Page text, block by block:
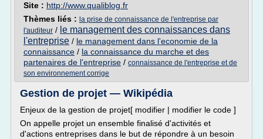
Site : http://www.qualiblog.fr
Thèmes liés : la prise de connaissance de l'entreprise par
l'auditeur / le management des connaissances dans
l'entreprise / le management dans l'economie de la
connaissance / la connaissance du marche et des
partenaires de l'entreprise / connaissance de l'entreprise et de
son environnement corrige
Gestion de projet — Wikipédia
Enjeux de la gestion de projet[ modifier | modifier le code ]
On appelle projet un ensemble finalisé d'activités et
d'actions entreprises dans le but de répondre à un besoin